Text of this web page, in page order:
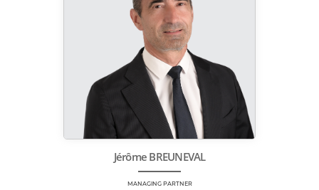
Jérôme BREUNEVAL
MANAGING PARTNER